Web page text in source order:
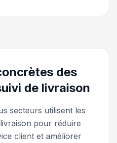
des
de livraison
secteurs utilisent les
pour réduire
client et améliorer